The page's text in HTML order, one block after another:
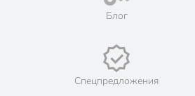
Блог
Спецпредложения